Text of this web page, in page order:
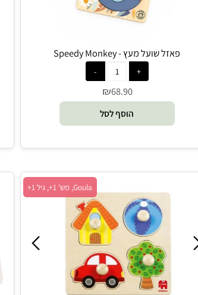
פאזל שועל מעץ - Speedy Monkey
₪68.90
הוסף לסל
Goula, מש' 1+, גיל 1+